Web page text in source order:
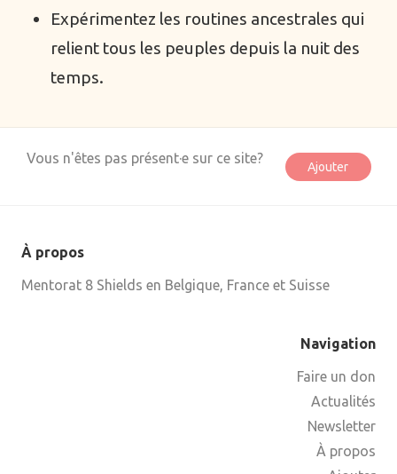
Montagne
Musique
Périnatalité
Pistage
Quêtes de vision
Expérimentez les routines ancestrales qui
relient tous les peuples depuis la nuit des
temps.
Vous n'êtes pas présent·e sur ce site?
Ajouter
À propos
Mentorat 8 Shields en Belgique, France et Suisse
Navigation
Faire un don
Actualités
Newsletter
À propos